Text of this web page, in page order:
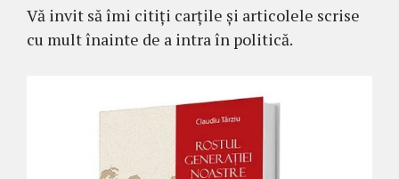
Vă invit să îmi citiți carțile și articolele scrise
cu mult înainte de a intra în politică.